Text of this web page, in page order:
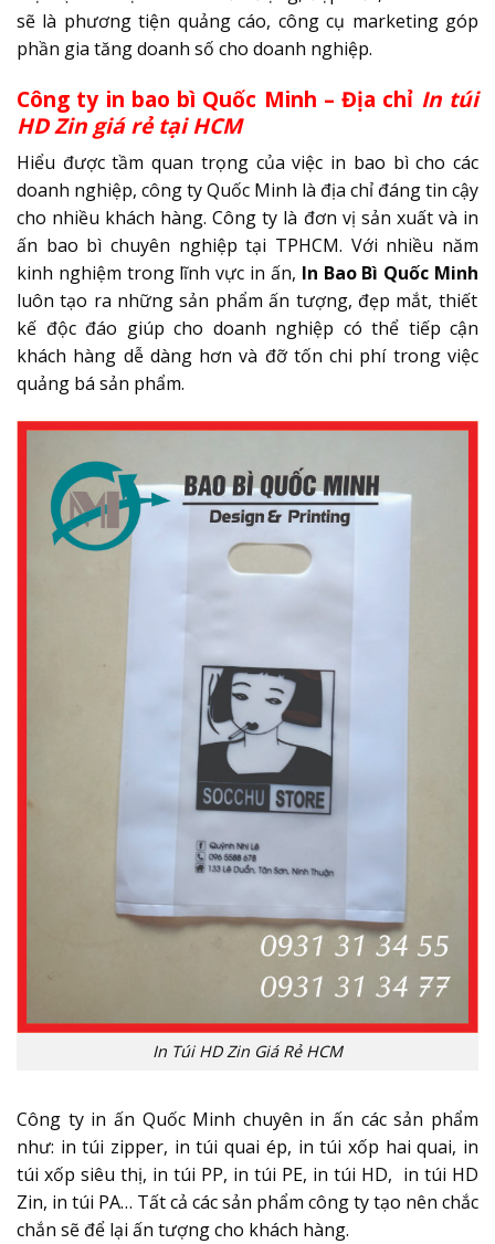
sẽ là phương tiện quảng cáo, công cụ marketing góp
phần gia tăng doanh số cho doanh nghiệp.
Công ty in bao bì Quốc Minh – Địa chỉ In túi
HD Zin giá rẻ tại HCM
Hiểu được tầm quan trọng của việc in bao bì cho các
doanh nghiệp, công ty Quốc Minh là địa chỉ đáng tin cậy
cho nhiều khách hàng. Công ty là đơn vị sản xuất và in
ấn bao bì chuyên nghiệp tại TPHCM. Với nhiều năm
kinh nghiệm trong lĩnh vực in ấn, In Bao Bì Quốc Minh
luôn tạo ra những sản phẩm ấn tượng, đẹp mắt, thiết
kế độc đáo giúp cho doanh nghiệp có thể tiếp cận
khách hàng dễ dàng hơn và đỡ tốn chi phí trong việc
quảng bá sản phẩm.
In Túi HD Zin Giá Rẻ HCM
Công ty in ấn Quốc Minh chuyên in ấn các sản phẩm
như: in túi zipper, in túi quai ép, in túi xốp hai quai, in
túi xốp siêu thị, in túi PP, in túi PE, in túi HD, in túi HD
Zin, in túi PA… Tất cả các sản phẩm công ty tạo nên chắc
chắn sẽ để lại ấn tượng cho khách hàng.